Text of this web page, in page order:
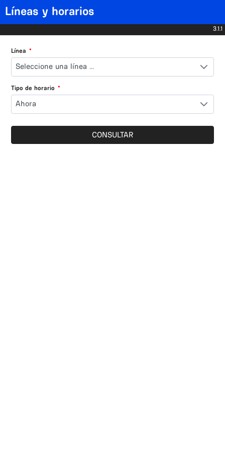
Líneas y horarios
3.1.1
Línea *
Seleccione una línea ...
Tipo de horario *
Ahora
CONSULTAR